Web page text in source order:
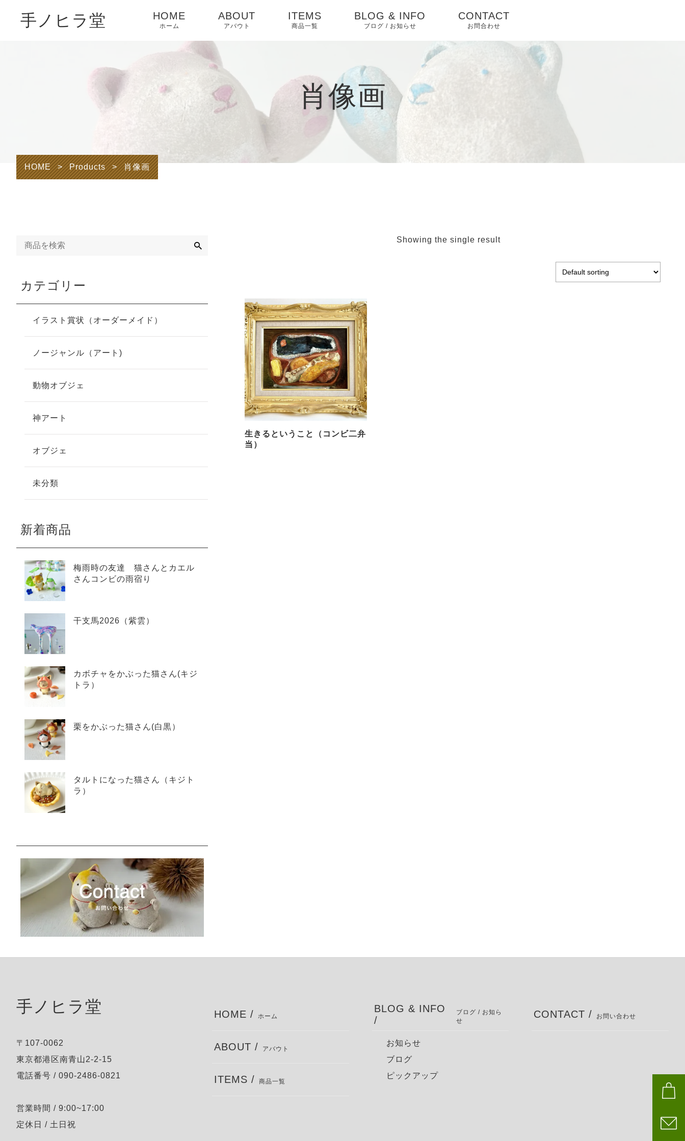
手ノヒラ堂 HOME
ホーム
ABOUT
アバウト
ITEMS
商品一覧
BLOG & INFO
ブログ / お知らせ
ピックアップ
CONTACT
お問合わせ
肖像画
HOME > Products > 肖像画
Showing the single result
生きるということ（コンビ二弁
当）
カテゴリー
イラスト賞状（オーダーメイド）
ノージャンル（アート)
動物オブジェ
神アート
オブジェ
未分類
新着商品
梅雨時の友達 猫さんとカエル
さんコンビの雨宿り
干支馬2026（紫雲）
カボチャをかぶった猫さん(キジ
トラ）
栗をかぶった猫さん(白黒）
タルトになった猫さん（キジト
ラ）
手ノヒラ堂
〒107-0062
東京都港区南青山2-2-15
電話番号 / 090-2486-0821
営業時間 / 9:00~17:00
定休日 / 土日祝
HOME / ホーム
ABOUT / アバウト
ITEMS / 商品一覧
BLOG & INFO
/
ブログ / お知ら
せ
お知らせ
ブログ
ピックアップ
CONTACT / お問い合わせ